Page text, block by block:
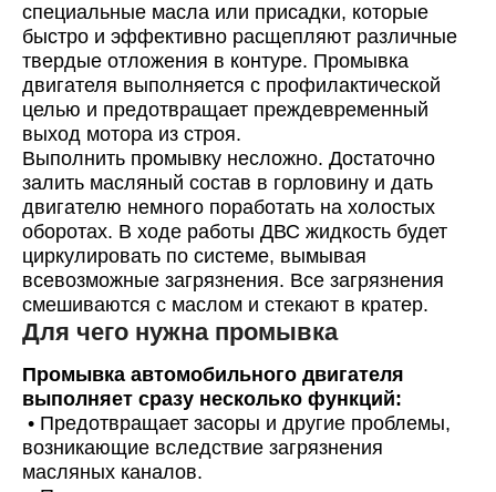
Bosch
IDEMITSU
LYNX
NGN
ROLF
SPOT
ZIC
Hyundai/KIA
Mercedes
VAG
WOG
специальные масла или присадки, которые
быстро и эффективно расщепляют различные
твердые отложения в контуре. Промывка
двигателя выполняется с профилактической
целью и предотвращает преждевременный
выход мотора из строя.
Выполнить промывку несложно. Достаточно
залить масляный состав в горловину и дать
двигателю немного поработать на холостых
оборотах. В ходе работы ДВС жидкость будет
циркулировать по системе, вымывая
всевозможные загрязнения. Все загрязнения
смешиваются с маслом и стекают в кратер.
Для чего нужна промывка
Промывка автомобильного двигателя
выполняет сразу несколько функций:
• Предотвращает засоры и другие проблемы,
возникающие вследствие загрязнения
масляных каналов.